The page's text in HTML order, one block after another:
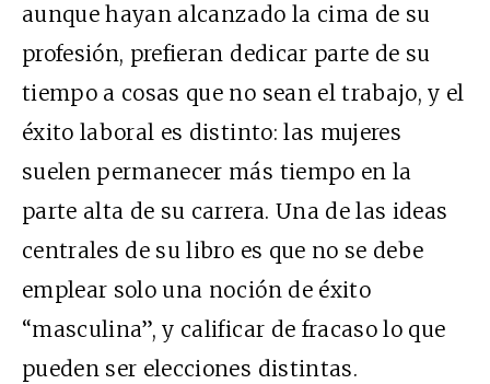
aunque hayan alcanzado la cima de su
profesión, prefieran dedicar parte de su
tiempo a cosas que no sean el trabajo, y el
éxito laboral es distinto: las mujeres
suelen permanecer más tiempo en la
parte alta de su carrera. Una de las ideas
centrales de su libro es que no se debe
emplear solo una noción de éxito
“masculina”, y calificar de fracaso lo que
pueden ser elecciones distintas.